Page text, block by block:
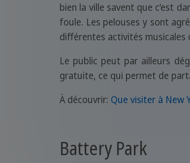
bien la ville savent que c’est
foule. Les pelouses y sont
différentes activités musicales
Le public peut par ailleurs
gratuite, ce qui permet de
À découvrir: Que visiter à New
Battery Park